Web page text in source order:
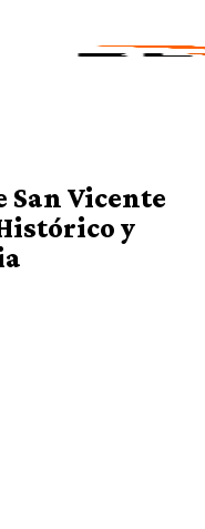
San Vicente
y